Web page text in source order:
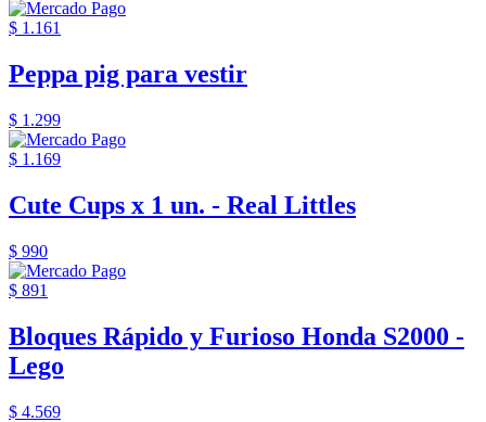
$ 1.161
Peppa pig para vestir
$ 1.299
$ 1.169
Cute Cups x 1 un. - Real Littles
$ 990
$ 891
Bloques Rápido y Furioso Honda S2000 -
Lego
$ 4.569